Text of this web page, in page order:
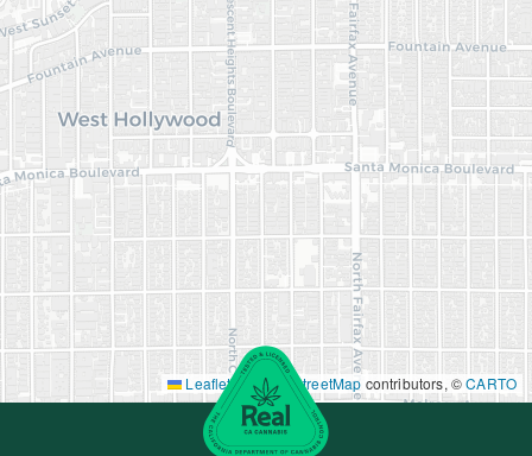
Leaflet|©OpenStreetMap contributors, ©CARTO